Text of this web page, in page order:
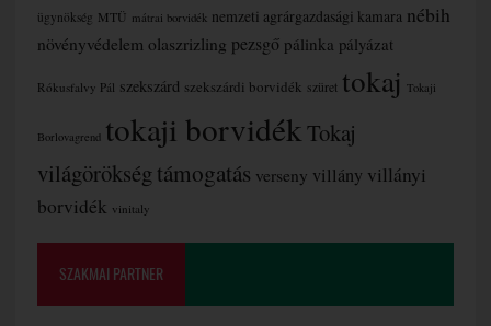
ügynökség MTÜ mátrai borvidék nemzeti agrárgazdasági kamara nébih
növényvédelem olaszrizling pezsgő pálinka pályázat
Rókusfalvy Pál szekszárd szekszárdi borvidék szüret tokaj Tokaji
Borlovagrend tokaji borvidékTokaj
világörökségtámogatás verseny villány villányi
borvidék vinitaly
SZAKMAI PARTNER